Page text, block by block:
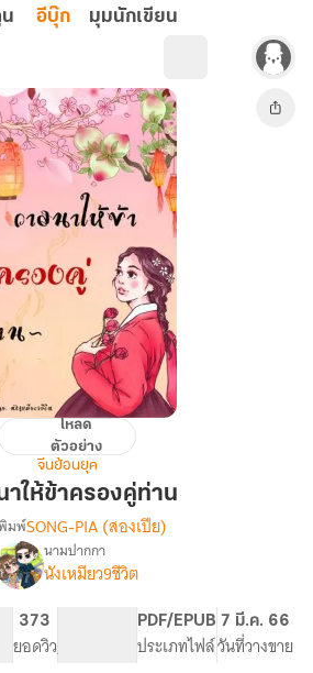
อีบุ๊ก มุมนักเขียน
โหลด
ตัวอย่าง
จีนย้อนยุค
าให้ข้าครองคู่ท่าน
เรื่อง
จบ
มพ์SONG-PIA (สองเปีย)
นามปากกา
นังเหมียว9ชีวิต
373
ยอดวิวระดับเนื้อหา
PDF/EPUB
ประเภทไฟล์
7 มี.ค. 66
วันที่วางขาย